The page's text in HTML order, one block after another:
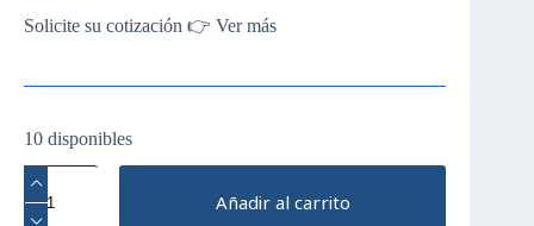
Solicite su cotización 👉 Ver más
10 disponibles
RADIOFRECUENCIA
FRACCIONADA
FRAXEL
Añadir al carrito